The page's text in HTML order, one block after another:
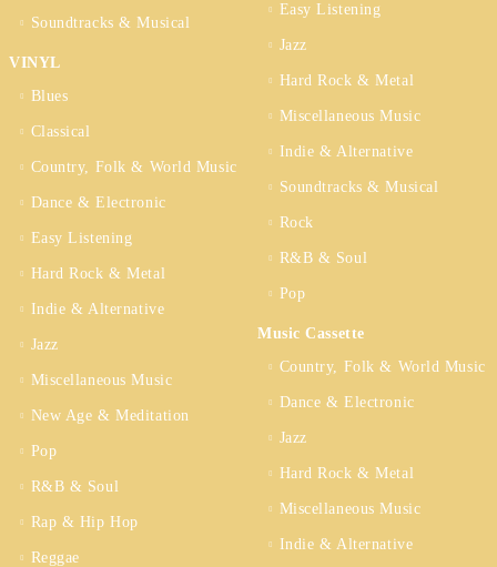
Soundtracks & Musical
VINYL
Blues
Classical
Country, Folk & World Music
Dance & Electronic
Easy Listening
Hard Rock & Metal
Indie & Alternative
Jazz
Miscellaneous Music
New Age & Meditation
Pop
R&B & Soul
Rap & Hip Hop
Reggae
Easy Listening
Jazz
Hard Rock & Metal
Miscellaneous Music
Indie & Alternative
Soundtracks & Musical
Rock
R&B & Soul
Pop
Music Cassette
Country, Folk & World Music
Dance & Electronic
Jazz
Hard Rock & Metal
Miscellaneous Music
Indie & Alternative